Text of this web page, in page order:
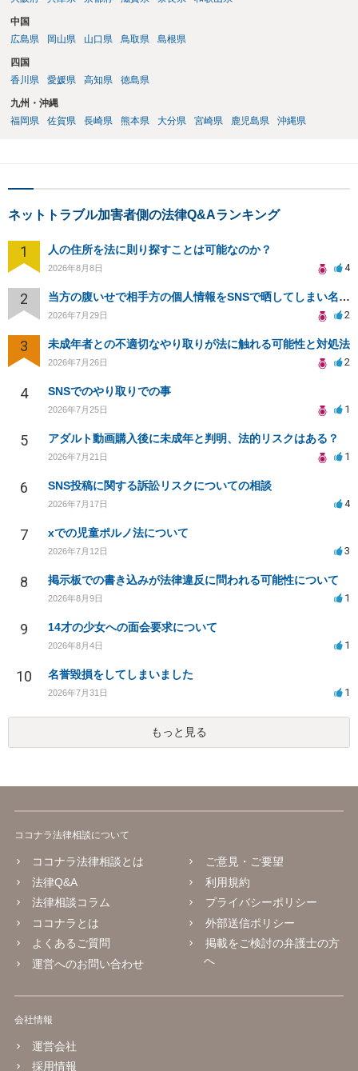
中国
広島県
岡山県 山口県 鳥取県 島根県
四国
香川県
愛媛県 高知県 徳島県
九州・沖縄
福岡県
佐賀県 長崎県 熊本県 大分県 宮崎県 鹿児島県 沖縄県
ネットトラブル加害者側の法律Q&Aランキング
1 人の住所を法に則り探すことは可能なのか？
2026年8月8日 4
2 当方の腹いせで相手方の個人情報をSNSで晒してしまい名誉毀損させてしまったかもしれない
2026年7月29日 2
3 未成年者との不適切なやり取りが法に触れる可能性と対処法
2026年7月26日 2
4 SNSでのやり取りでの事
2026年7月25日 1
5 アダルト動画購入後に未成年と判明、法的リスクはある？
2026年7月21日 1
6 SNS投稿に関する訴訟リスクについての相談
2026年7月17日 4
7 xでの児童ポルノ法について
2026年7月12日 3
8 掲示板での書き込みが法律違反に問われる可能性について
2026年8月9日 1
9 14才の少女への面会要求について
2026年8月4日 1
10 名誉毀損をしてしまいました
2026年7月31日 1
もっと見る
ココナラ法律相談について
ココナラ法律相談とは
法律Q&A
法律相談コラム
ココナラとは
よくあるご質問
運営へのお問い合わせ
ご意見・ご要望
利用規約
プライバシーポリシー
外部送信ポリシー
掲載をご検討の弁護士の方
へ
会社情報
運営会社
採用情報